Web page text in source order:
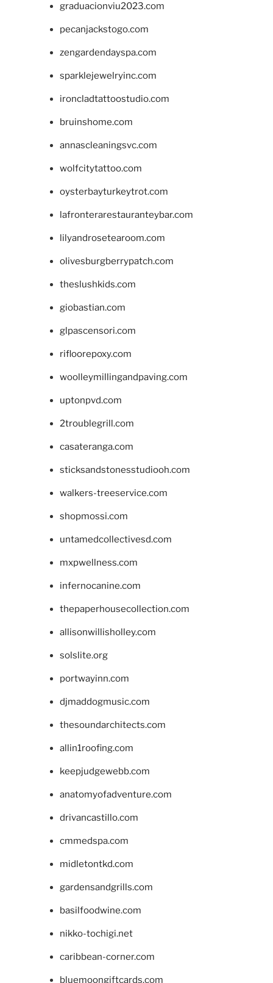
graduacionviu2023.com
pecanjackstogo.com
zengardendayspa.com
sparklejewelryinc.com
ironcladtattoostudio.com
bruinshome.com
annascleaningsvc.com
wolfcitytattoo.com
oysterbayturkeytrot.com
lafronterarestauranteybar.com
lilyandrosetearoom.com
olivesburgberrypatch.com
theslushkids.com
giobastian.com
glpascensori.com
rifloorepoxy.com
woolleymillingandpaving.com
uptonpvd.com
2troublegrill.com
casateranga.com
sticksandstonesstudiooh.com
walkers-treeservice.com
shopmossi.com
untamedcollectivesd.com
mxpwellness.com
infernocanine.com
thepaperhousecollection.com
allisonwillisholley.com
solslite.org
portwayinn.com
djmaddogmusic.com
thesoundarchitects.com
allin1roofing.com
keepjudgewebb.com
anatomyofadventure.com
drivancastillo.com
cmmedspa.com
midletontkd.com
gardensandgrills.com
basilfoodwine.com
nikko-tochigi.net
caribbean-corner.com
bluemoongiftcards.com